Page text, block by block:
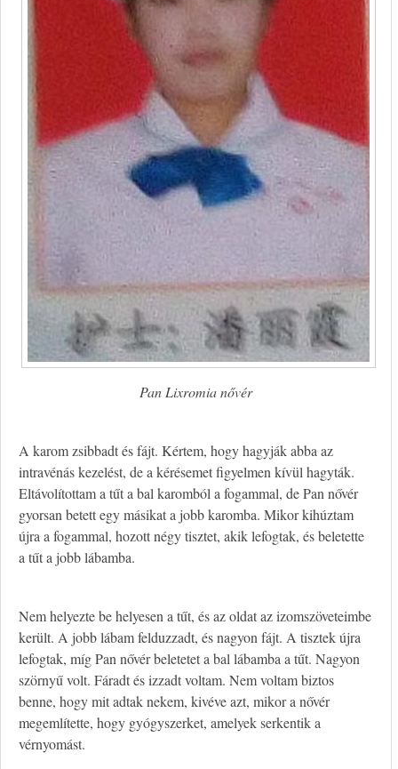
Pan Lixromia nővér
A karom zsibbadt és fájt. Kértem, hogy hagyják abba az
intravénás kezelést, de a kérésemet figyelmen kívül hagyták.
Eltávolítottam a tűt a bal karomból a fogammal, de Pan nővér
gyorsan betett egy másikat a jobb karomba. Mikor kihúztam
újra a fogammal, hozott négy tisztet, akik lefogtak, és beletette
a tűt a jobb lábamba.
Nem helyezte be helyesen a tűt, és az oldat az izomszöveteimbe
került. A jobb lábam felduzzadt, és nagyon fájt. A tisztek újra
lefogtak, míg Pan nővér beletetet a bal lábamba a tűt. Nagyon
szörnyű volt. Fáradt és izzadt voltam. Nem voltam biztos
benne, hogy mit adtak nekem, kivéve azt, mikor a nővér
megemlítette, hogy gyógyszerket, amelyek serkentik a
vérnyomást.